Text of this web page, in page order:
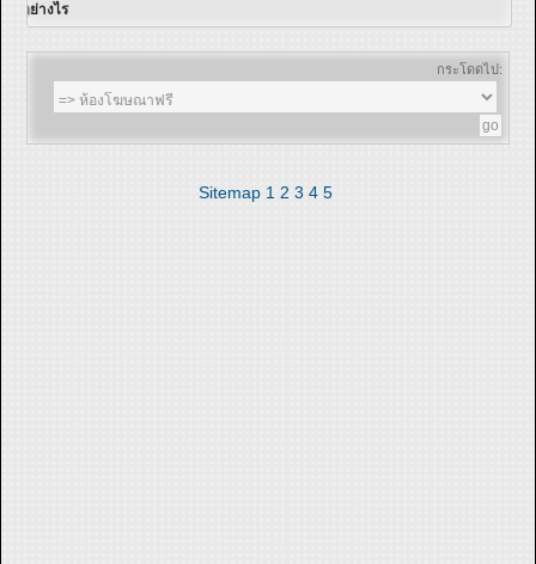
อย่างไร
กระโดดไป:
Sitemap 1 2 3 4 5